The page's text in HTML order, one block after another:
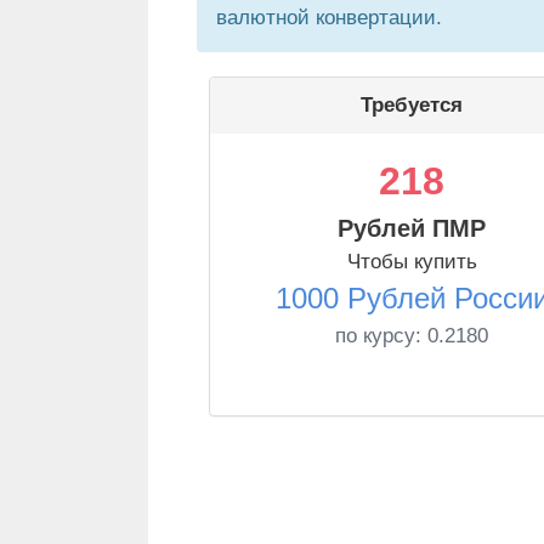
валютной конвертации.
Требуется
218
Рублей ПМР
Чтобы купить
1000 Рублей
по курсу: 0.2180